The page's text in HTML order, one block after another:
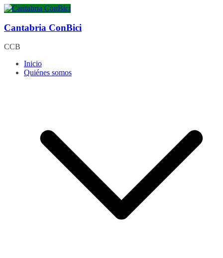
Saltar
contenido
Cantabria ConBici
CCB
Inicio
Quiénes somos